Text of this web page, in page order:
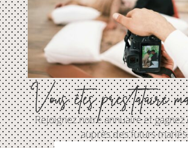
Vous êtes prestataire
Rejoignez notre annuaire et
auprès des futurs mariés.